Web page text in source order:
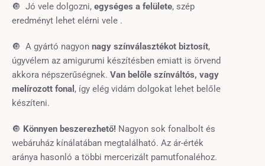
🔘 Jó vele dolgozni, egységes a felülete, szép
eredményt lehet elérni vele .
🔘 A gyártó nagyon nagy színválasztékot biztosít,
úgyvélem az amigurumi készítésben emiatt is örvend
akkora népszerűségnek. Van belőle színváltós, vagy
melírozott fonal , így elég vidám dolgokat lehet belőle
készíteni.
🔘 Könnyen beszerezhető! Nagyon sok fonalbolt és
webáruház kínálatában megtalálható. Az ár-érték
aránya hasonló a többi mercerizált pamutfonaléhoz.